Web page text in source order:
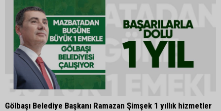
Gölbaşı Belediye Başkanı Ramazan Şimşek 1 yıllık hizmetler